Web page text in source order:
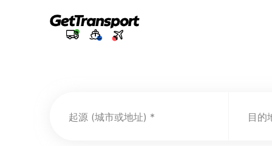
起源 (城市或地址) 目的